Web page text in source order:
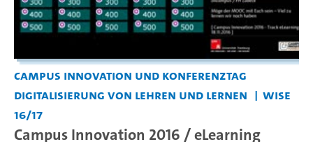
Campus Innovation und Konferenztag
Digitalisierung von Lehren und Lernen
WiSe
16/17
Campus Innovation 2016 / eLearning